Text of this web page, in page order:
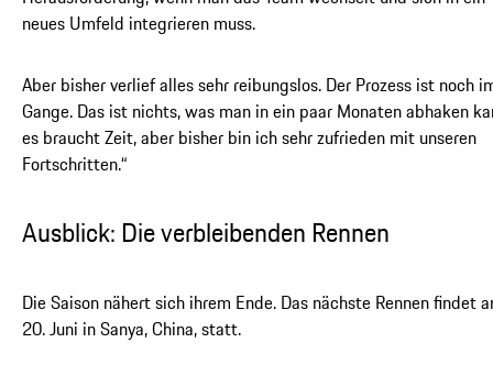
neues Umfeld integrieren muss.
Aber bisher verlief alles sehr reibungslos. Der Prozess ist noch
Gange. Das ist nichts, was man in ein paar Monaten abhaken
es braucht Zeit, aber bisher bin ich sehr zufrieden mit unseren
Fortschritten.“
Ausblick: Die verbleibenden Rennen
Die Saison nähert sich ihrem Ende. Das nächste Rennen findet
20. Juni in Sanya, China, statt.